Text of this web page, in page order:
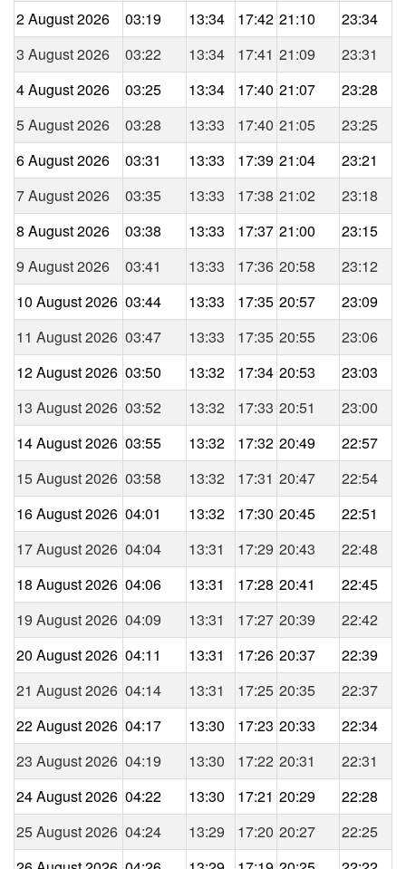
2 August 2026
03:19 13:34 17:42 21:10
23:34
3 August 2026
03:22 13:34 17:41 21:09
23:31
4 August 2026
03:25 13:34 17:40 21:07
23:28
5 August 2026
03:28 13:33 17:40 21:05
23:25
6 August 2026
03:31 13:33 17:39 21:04
23:21
7 August 2026
03:35 13:33 17:38 21:02
23:18
8 August 2026
03:38 13:33 17:37 21:00
23:15
9 August 2026
03:41 13:33 17:36 20:58
23:12
10 August 2026 03:44 13:33 17:35 20:57
23:09
11 August 2026 03:47 13:33 17:35 20:55
23:06
12 August 2026 03:50 13:32 17:34 20:53
23:03
13 August 2026 03:52 13:32 17:33 20:51
23:00
14 August 2026 03:55 13:32 17:32 20:49
22:57
15 August 2026 03:58 13:32 17:31 20:47
22:54
16 August 2026 04:01 13:32 17:30 20:45
22:51
17 August 2026 04:04 13:31 17:29 20:43
22:48
18 August 2026 04:06 13:31 17:28 20:41
22:45
19 August 2026 04:09 13:31 17:27 20:39
22:42
20 August 2026 04:11 13:31 17:26 20:37
22:39
21 August 2026 04:14 13:31 17:25 20:35
22:37
22 August 2026 04:17 13:30 17:23 20:33
22:34
23 August 2026 04:19 13:30 17:22 20:31
22:31
24 August 2026 04:22 13:30 17:21 20:29
22:28
25 August 2026 04:24 13:29 17:20 20:27
22:25